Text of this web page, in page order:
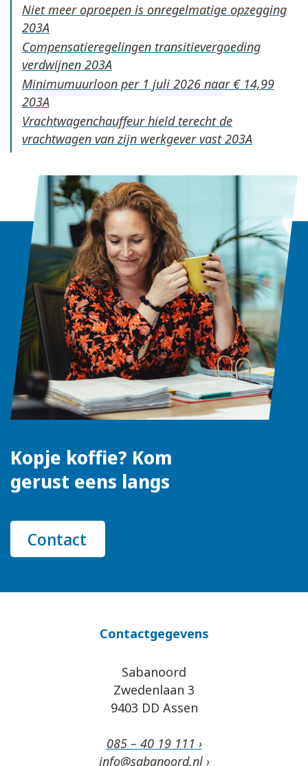
Niet meer oproepen is onregelmatige opzegging
Compensatieregelingen transitievergoeding
verdwijnen
Minimumuurloon per 1 juli 2026 naar € 14,99
Vrachtwagenchauffeur hield terecht de
vrachtwagen van zijn werkgever vast
Kopje koffie? Kom
gerust eens langs
Contact
Contactgegevens
Sabanoord
Zwedenlaan 3
9403 DD Assen
085 – 40 19 111 ›
info@sabanoord.nl ›